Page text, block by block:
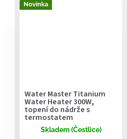
Novinka
Water Master Titanium
Water Heater 300W,
topení do nádrže s
termostatem
Skladem (Čestlice)